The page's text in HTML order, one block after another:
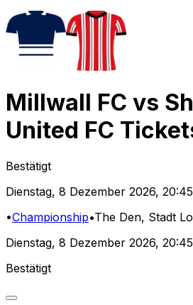
Millwall FC vs
United FC
Bestätigt
Dienstag, 8 Dezember 2026,
•Championship•The Den, Stadt
Dienstag, 8 Dezember 2026,
Bestätigt